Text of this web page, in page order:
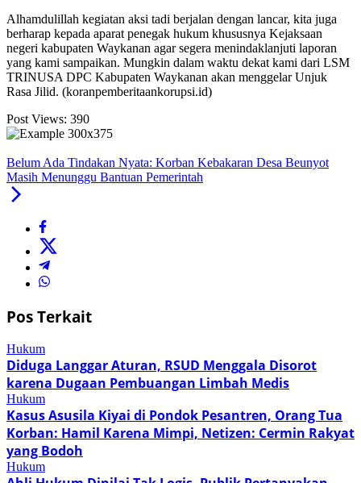
Alhamdulillah kegiatan aksi tadi berjalan dengan lancar, kita juga
berharap kepada aparat penegak hukum khususnya Kejaksaan
negeri kabupaten Waykanan agar segera menindaklanjuti laporan
yang kami sampaikan. Mungkin dalam waktu dekat kami dari LSM
TRINUSA DPC Kabupaten Waykanan akan menggelar Unjuk
Rasa Jilid. (koranpemberitaankorupsi.id)
Post Views: 390
Belum Ada Tindakan Nyata: Korban Kebakaran Desa Beunyot
Masih Menunggu Bantuan Pemerintah
Pos Terkait
Hukum
Diduga Langgar Aturan, RSUD Menggala Disorot
karena Dugaan Pembuangan Limbah Medis
Hukum
Kasus Asusila Kiyai di Pondok Pesantren, Orang Tua
Korban: Hamil Karena Mimpi, Netizen: Cermin Rakyat
yang Bodoh
Hukum